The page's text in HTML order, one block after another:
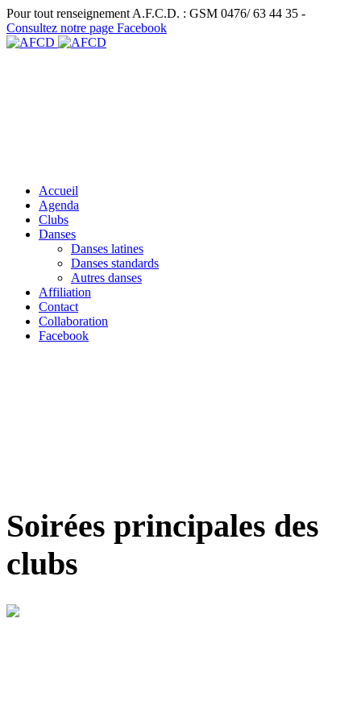
Pour tout renseignement A.F.C.D. : GSM 0476/ 63 44 35 -
Consultez notre page Facebook
Accueil
Agenda
Clubs
Danses
Danses latines
Danses standards
Autres danses
Affiliation
Contact
Collaboration
Facebook
Soirées principales des
clubs